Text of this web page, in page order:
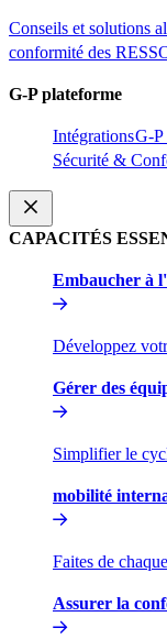
Conseils et solutions
conformité des
G-P plateforme​​
Intégrations​​G-P
Sécurité &
CAPACITÉS
Embaucher à
Développez
Gérer des
Simplifier le
mobilité
Faites de
Assurer la